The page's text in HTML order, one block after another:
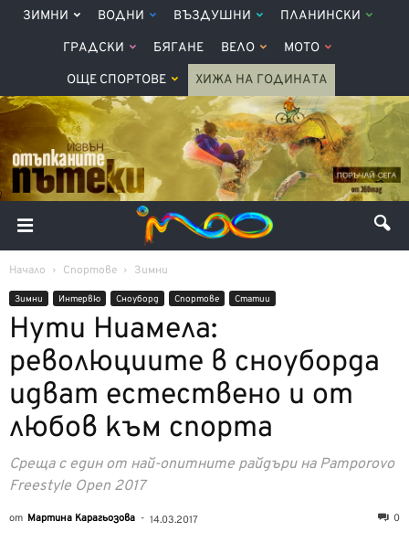
ЗИМНИ ВОДНИ ВЪЗДУШНИ ПЛАНИНСКИ
ГРАДСКИ БЯГАНЕ ВЕЛО МОТО
ОЩЕ СПОРТОВЕ ХИЖА НА ГОДИНАТА
Начало Спортове Зимни
Зимни Интервю Сноуборд Спортове Статии
Нути Ниамела:
революциите в сноуборда
идват естествено и от
любов към спорта
Среща с един от най-опитните райдъри на Pamporovo
Freestyle Open 2017
от Мартина Карагьозова - 14.03.2017 0